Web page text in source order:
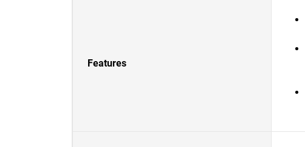
Features